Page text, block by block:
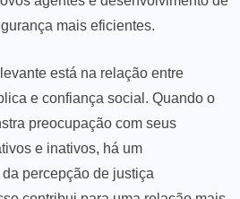
mais eficientes.
está na relação entre
e confiança social. Quando o
preocupação com seus
e inativos, há um
percepção de justiça